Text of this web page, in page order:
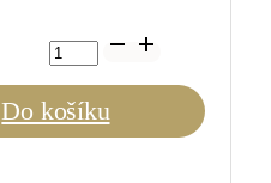
Buisson
Renard
2022
0,75
l
Do košíku